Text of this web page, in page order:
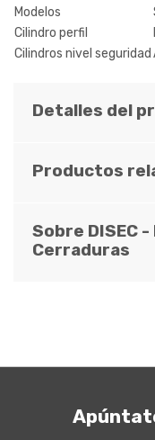
Modelos
Cilindro perfil
Cilindros nivel seguridad
Detalles del
Productos
Sobre DISEC
Cerraduras